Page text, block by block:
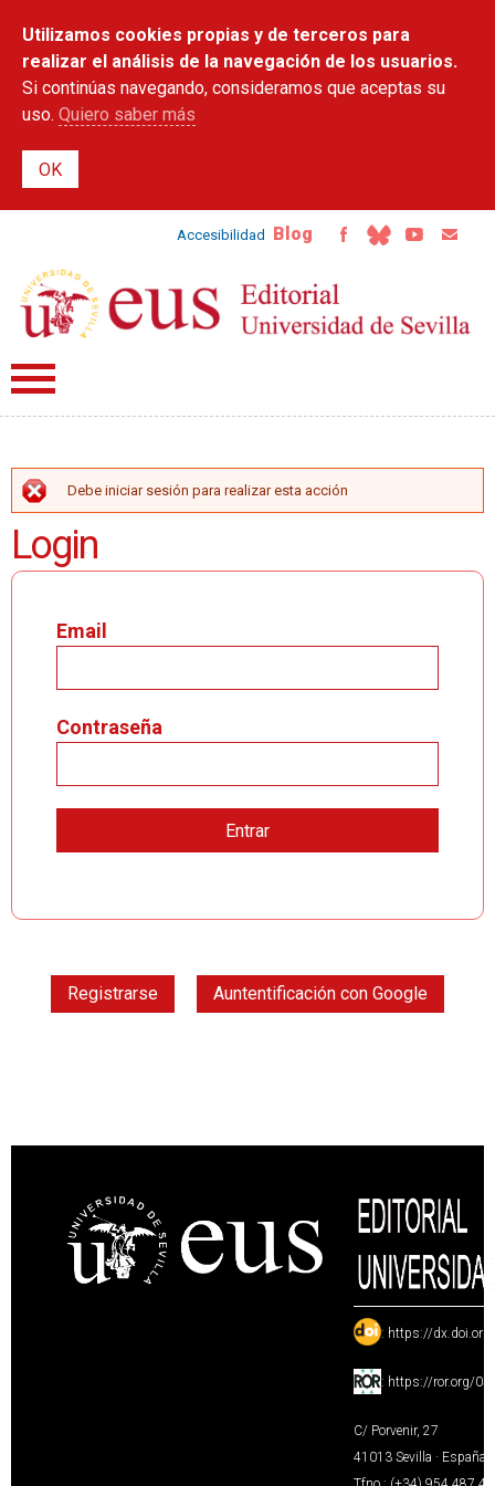
contenido
principal
Utilizamos cookies propias y de terceros para
realizar el análisis de la navegación de los usuarios.
Si continúas navegando, consideramos que aceptas su
uso. Quiero saber más
Accesibilidad Blog
MENSAJE DE ERROR
Debe iniciar sesión para realizar esta acción
Login
Email
Contraseña
Registrarse Auntentificación con Google
: https://
: https://ror.org/
C/ Porvenir, 27
41013 Sevilla · España